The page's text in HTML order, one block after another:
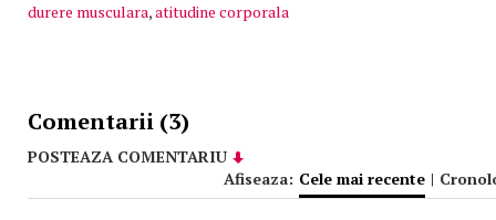
durere musculara,atitudine corporala
Comentarii (3)
POSTEAZA COMENTARIU
Afiseaza: Cele mai recente |